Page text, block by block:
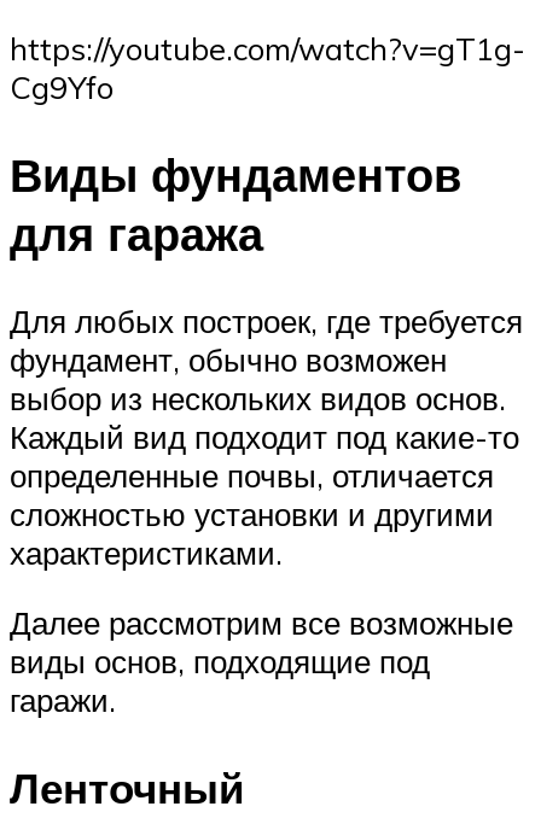
https://youtube.com/watch?v=gT1g-
Cg9Yfo
Виды фундаментов
для гаража
Для любых построек, где требуется
фундамент, обычно возможен
выбор из нескольких видов основ.
Каждый вид подходит под какие-то
определенные почвы, отличается
сложностью установки и другими
характеристиками.
Далее рассмотрим все возможные
виды основ, подходящие под
гаражи.
Ленточный